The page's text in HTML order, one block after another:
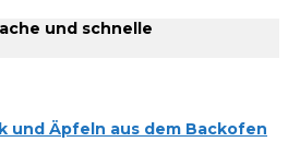
und schnelle
und Äpfeln aus dem Backofen